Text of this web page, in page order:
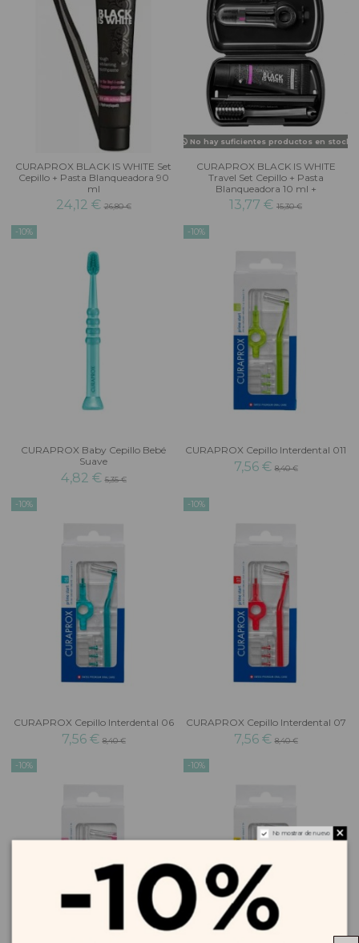
CURAPROX BLACK IS WHITE Set
Cepillo + Pasta Blanqueadora 90
ml
24,12 €26,80 €
No hay suficientes productos en stock
CURAPROX BLACK IS WHITE
Travel Set Cepillo + Pasta
Blanqueadora 10 ml +
13,77 € 15,30 €
-10%
CURAPROX Baby Cepillo Bebé
Suave
4,82 €5,35 €
-10%
CURAPROX Cepillo Interdental 011
7,56 €8,40 €
-10%
CURAPROX Cepillo Interdental 06
7,56 €8,40 €
-10%
CURAPROX Cepillo Interdental 07
7,56 €8,40 €
-10% -10%
No mostrar de nuevo